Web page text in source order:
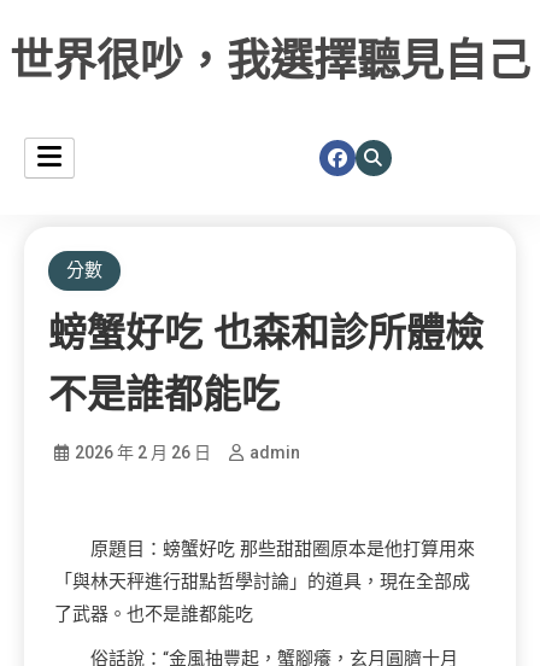
世界很吵，我選擇聽見自己
分數
螃蟹好吃 也森和診所體檢
不是誰都能吃
2026 年 2 月 26 日 admin
原題目：螃蟹好吃 那些甜甜圈原本是他打算用來
「與林天秤進行甜點哲學討論」的道具，現在全部成
了武器。也不是誰都能吃
俗話說：“金風抽豐起，蟹腳癢，玄月圓臍十月